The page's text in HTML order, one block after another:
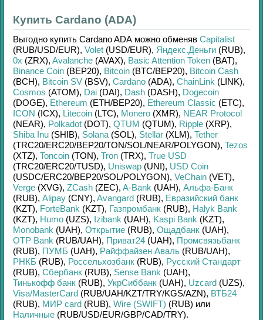
Купить Cardano (ADA)
Выгодно купить Cardano ADA можно обменяв Capitalist
(RUB/USD/EUR), Volet (USD/EUR), Яндекс.Деньги (RUB),
0x (ZRX), Avalanche (AVAX), Basic Attention Token (BAT),
Binance Coin (BEP20), Bitcoin (BTC/BEP20), Bitcoin Cash
(BCH), Bitcoin SV (BSV), Cardano (ADA), ChainLink (LINK),
Cosmos (ATOM), Dai (DAI), Dash (DASH), Dogecoin
(DOGE), Ethereum (ETH/BEP20), Ethereum Classic (ETC),
ICON (ICX), Litecoin (LTC), Monero (XMR), NEAR Protocol
(NEAR), Polkadot (DOT), QTUM (QTUM), Ripple (XRP),
Shiba Inu (SHIB), Solana (SOL), Stellar (XLM), Tether
(TRC20/ERC20/BEP20/TON/SOL/NEAR/POLYGON), Tezos
(XTZ), Toncoin (TON), Tron (TRX), True USD
(TRC20/ERC20/TUSD), Uniswap (UNI), USD Coin
(USDC/ERC20/BEP20/SOL/POLYGON), VeChain (VET),
Verge (XVG), ZCash (ZEC), A-Bank (UAH), Альфа-Банк
(RUB), Alipay (CNY), Avangard (RUB), Евразийский банк
(KZT), ForteBank (KZT), Газпромбанк (RUB), Halyk Bank
(KZT), Humo (UZS), Izibank (UAH), Kaspi Bank (KZT),
Monobank (UAH), Открытие (RUB), Ощадбанк (UAH),
OTP Bank (RUB/UAH), Приват24 (UAH), Промсвязьбанк
(RUB), ПУМБ (UAH), Райффайзен Аваль (RUB/UAH),
РНКБ (RUB), Россельхозбанк (RUB), Русский Стандарт
(RUB), Сбербанк (RUB), Sense Bank (UAH),
Тинькофф банк (RUB), УкрСиббанк (UAH), Uzcard (UZS),
Visa/MasterCard (RUB/UAH/KZT/TRY/KGS/AZN), ВТБ24
(RUB), МИР card (RUB), Wire (SWIFT) (RUB) или
Наличные (RUB/USD/EUR/GBP/CAD/TRY).